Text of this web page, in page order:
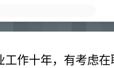
工作十年，有考虑在